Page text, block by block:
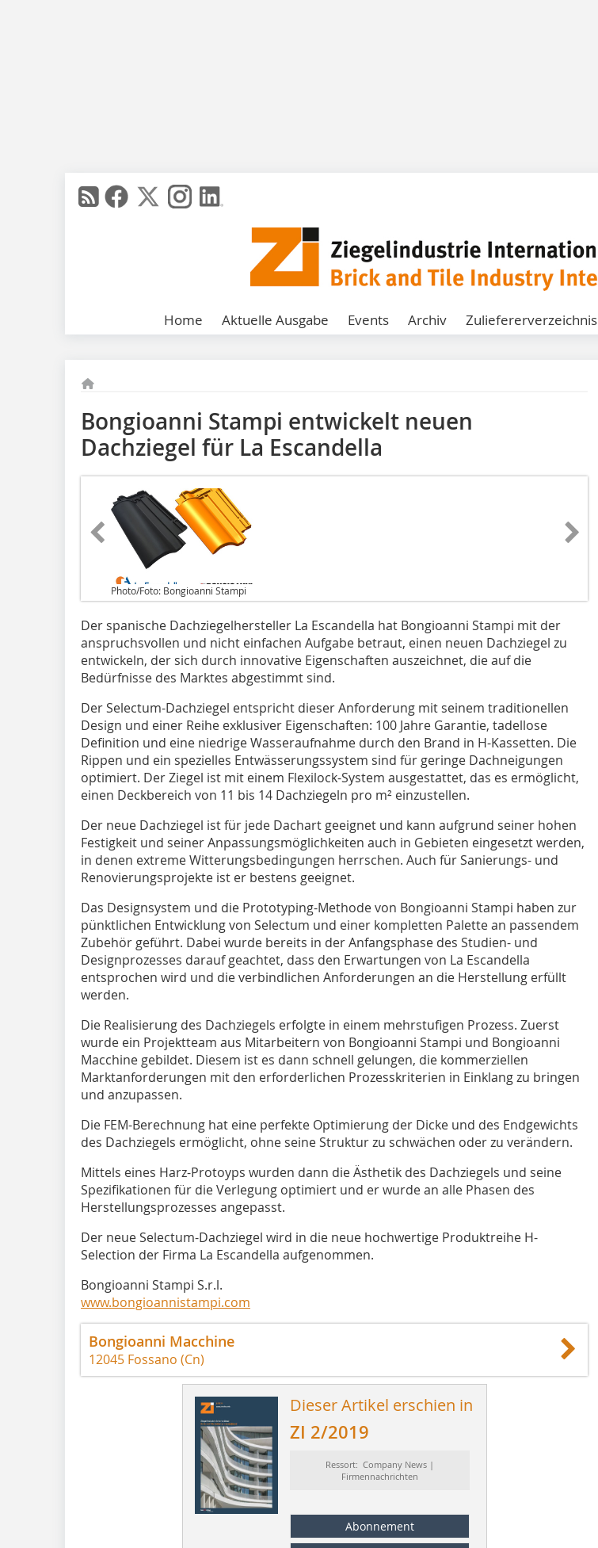
Home Aktuelle Ausgabe Events Archiv Zuliefererverzeichnis
Bongioanni Stampi entwickelt neuen
Dachziegel für La Escandella
Photo/Foto: Bongioanni Stampi
Der spanische Dachziegelhersteller La Escandella hat Bongioanni Stampi mit der
anspruchsvollen und nicht einfachen Aufgabe betraut, einen neuen Dachziegel zu
entwickeln, der sich durch innovative Eigenschaften auszeichnet, die auf die
Bedürfnisse des Marktes abgestimmt sind.
Der Selectum-Dachziegel entspricht dieser Anforderung mit seinem traditionellen
Design und einer Reihe exklusiver Eigenschaften: 100 Jahre Garantie, tadellose
Definition und eine niedrige Wasseraufnahme durch den Brand in H-Kassetten. Die
Rippen und ein spezielles Entwässerungssystem sind für geringe Dachneigungen
optimiert. Der Ziegel ist mit einem Flexilock-System ausgestattet, das es ermöglicht,
einen Deckbereich von 11 bis 14 Dachziegeln pro m² einzustellen.
Der neue Dachziegel ist für jede Dachart geeignet und kann aufgrund seiner hohen
Festigkeit und seiner Anpassungsmöglichkeiten auch in Gebieten eingesetzt werden,
in denen extreme Witterungsbedingungen herrschen. Auch für Sanierungs- und
Renovierungsprojekte ist er bestens geeignet.
Das Designsystem und die Prototyping-Methode von Bongioanni Stampi haben zur
pünktlichen Entwicklung von Selectum und einer kompletten Palette an passendem
Zubehör geführt. Dabei wurde bereits in der Anfangsphase des Studien- und
Designprozesses darauf geachtet, dass den Erwartungen von La Escandella
entsprochen wird und die verbindlichen Anforderungen an die Herstellung erfüllt
werden.
Die Realisierung des Dachziegels erfolgte in einem mehrstufigen Prozess. Zuerst
wurde ein Projektteam aus Mitarbeitern von Bongioanni Stampi und Bongioanni
Macchine gebildet. Diesem ist es dann schnell gelungen, die kommerziellen
Marktanforderungen mit den erforderlichen Prozesskriterien in Einklang zu bringen
und anzupassen.
Die FEM-Berechnung hat eine perfekte Optimierung der Dicke und des Endgewichts
des Dachziegels ermöglicht, ohne seine Struktur zu schwächen oder zu verändern.
Mittels eines Harz-Protoyps wurden dann die Ästhetik des Dachziegels und seine
Spezifikationen für die Verlegung optimiert und er wurde an alle Phasen des
Herstellungsprozesses angepasst.
Der neue Selectum-Dachziegel wird in die neue hochwertige Produktreihe H-
Selection der Firma La Escandella aufgenommen.
Bongioanni Stampi S.r.l.
www.bongioannistampi.com
Bongioanni Macchine
12045 Fossano (Cn)
Dieser Artikel erschien in
ZI 2/2019
Ressort: Company News |
Firmennachrichten
Abonnement